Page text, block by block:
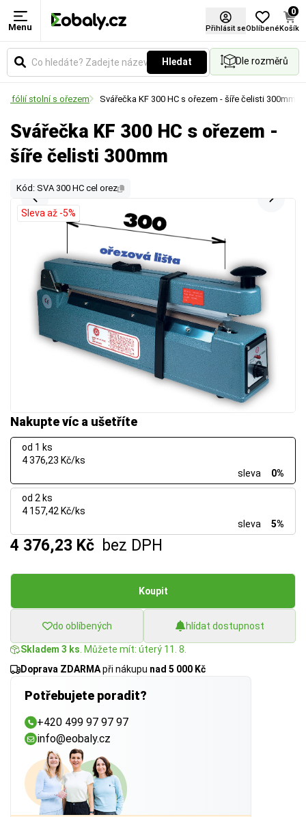
Menu Přihlásit seOblíbené
0
Košík
Hledat Dle rozměrů
fólií stolní s ořezem Svářečka KF 300 HC s ořezem - šíře čelisti 300mm
Svářečka KF 300 HC s ořezem -
šíře čelisti 300mm
Kód: SVA 300 HC cel orez
Nakupte víc a ušetříte
od 1 ks
4 376,23 Kč/ks
sleva
0%
od 2 ks
4 157,42 Kč/ks
sleva
5%
4 376,23 Kč bez DPH
Koupit
do oblíbených hlídat dostupnost
Skladem 3 ks . Můžete mít: úterý 11. 8.
Doprava ZDARMApři nákupu nad 5 000 Kč
Potřebujete poradit?
+420 499 97 97 97
info@eobaly.cz
Sleva až -5%